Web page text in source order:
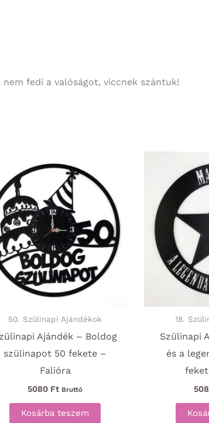
fedi a valóságot, viccnek szántuk!
50. Szülinapi Ajándékok
Ajándék – Boldog
szülinapot 50 fekete –
Falióra
5080 Ft Bruttó
Kosárba teszem
18.
Szülinapi
és a